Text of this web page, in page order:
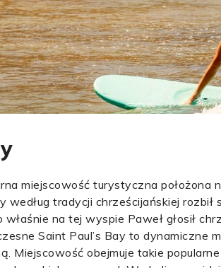
miejscowość turystyczna położona
według tradycji chrześcijańskiej
na tej wyspie Paweł głosił
Saint Paul’s Bay to
Miejscowość obejmuje takie